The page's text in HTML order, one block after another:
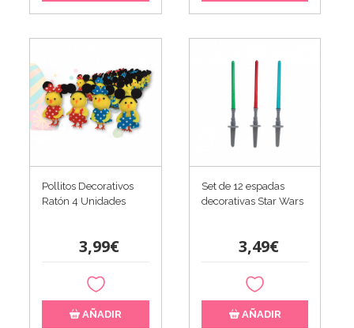
Pollitos Decorativos
Ratón 4 Unidades
3,99€
AÑADIR
Set de 12 espadas
decorativas Star Wars
3,49€
AÑADIR